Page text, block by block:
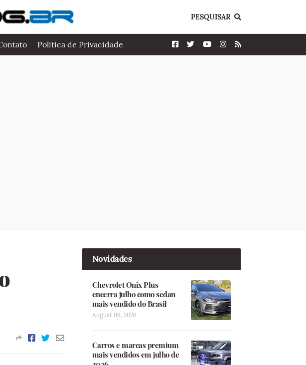
PESQUISAR
Politica de Privacidade
Novidades
Chevrolet Onix Plus
encerra julho como sedan
mais vendido do Brasil
August 06, 2026
Carros e marcas premium
mais vendidos em julho de